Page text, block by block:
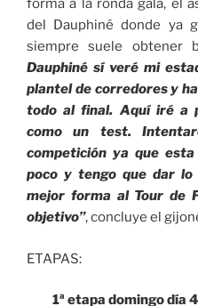
forma a la ronda gala, el
del Dauphiné donde ya
siempre suele obtener
Dauphiné sí veré mi
plantel de corredores y
todo al final. Aquí iré a
como un test.
competición ya que
poco y tengo que dar
mejor forma al Tour de
objetivo”, concluye el
ETAPAS:
1ª etapa domingo día